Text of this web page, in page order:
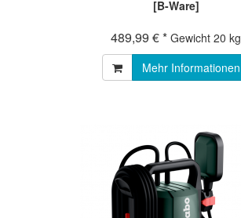
[B-Ware]
489,99 € * Gewicht 20 kg
Mehr Informationen